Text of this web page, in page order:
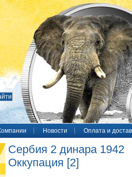
Новости Оплата и
Сербия 2 динара 1942
Оккупация [2]